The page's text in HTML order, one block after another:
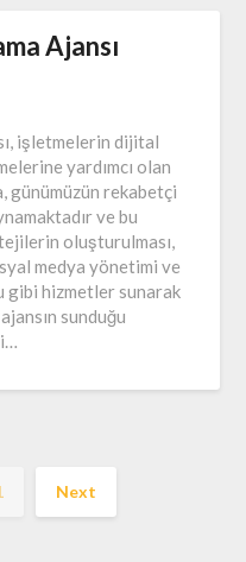
Ajansı
işletmelerin dijital
yardımcı olan
günümüzün rekabetçi
ve bu
oluşturulması,
medya yönetimi ve
gibi hizmetler sunarak
sunduğu
Next